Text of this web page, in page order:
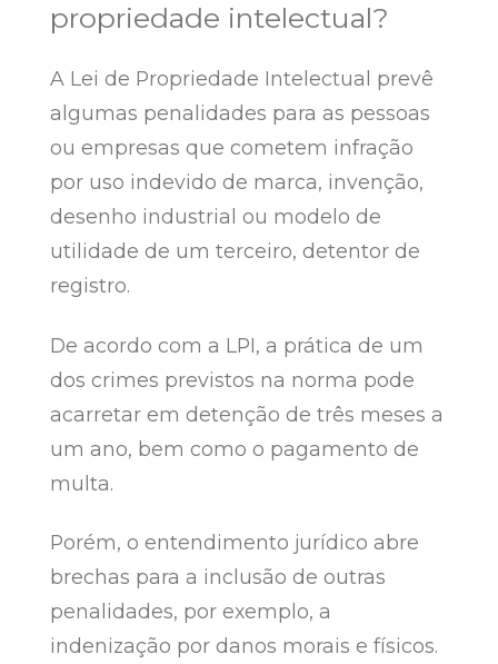
propriedade intelectual?
A Lei de Propriedade Intelectual prevê
algumas penalidades para as pessoas
ou empresas que cometem infração
por uso indevido de marca, invenção,
desenho industrial ou modelo de
utilidade de um terceiro, detentor de
registro.
De acordo com a LPI, a prática de um
dos crimes previstos na norma pode
acarretar em detenção de três meses a
um ano, bem como o pagamento de
multa.
Porém, o entendimento jurídico abre
brechas para a inclusão de outras
penalidades, por exemplo, a
indenização por danos morais e físicos.